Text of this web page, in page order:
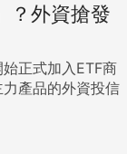
？外資搶發
正式加入ETF商
產品的外資投信